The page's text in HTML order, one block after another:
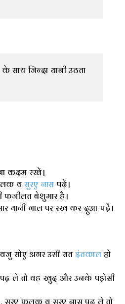
साथ जिन्दा यानी उठता
कदम रखें।
वसुरए नासपढ़ें।
फजीलत बेशुमार है।
यानी गाल पर रख कर दुआ पढ़ें।
सोए अगर उसी रातइंतकालहो
ले तो वह खुद और उनके पड़ोसी